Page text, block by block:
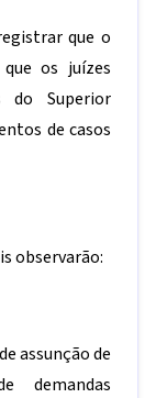
que o
os juízes
do Superior
de casos
observarão:
assunção de
demandas